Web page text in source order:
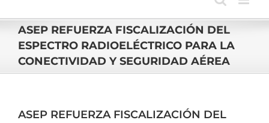
ASEP REFUERZA FISCALIZACIÓN DEL
ESPECTRO RADIOELÉCTRICO PARA LA
CONECTIVIDAD Y SEGURIDAD AÉREA
ASEP REFUERZA FISCALIZACIÓN DEL